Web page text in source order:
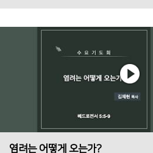
염려는 어떻게 오는가?